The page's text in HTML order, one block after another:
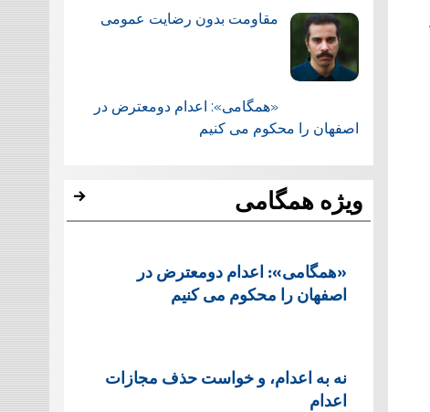
مقاومت بدون رضایت عمومی
«همگامی»: اعدام دومعترض در
اصفهان را محکوم می کنیم
ویژه همگامی
«همگامی»: اعدام دومعترض در
اصفهان را محکوم می کنیم
نه به اعدام، و خواست حذف مجازات
اعدام